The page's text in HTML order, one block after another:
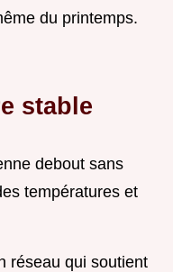
du printemps.
stable
debout sans
températures et
réseau qui soutient